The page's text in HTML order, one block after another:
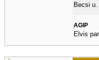
Becsi u.
AGIP
Elvis